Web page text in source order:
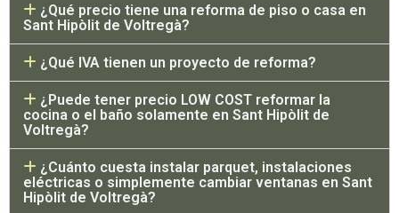
¿Qué precio tiene una reforma de piso o casa en
Sant Hipòlit de Voltregà?
¿Qué IVA tienen un proyecto de reforma?
¿Puede tener precio LOW COST reformar la
cocina o el baño solamente en Sant Hipòlit de
Voltregà?
¿Cuánto cuesta instalar parquet, instalaciones
eléctricas o simplemente cambiar ventanas en Sant
Hipòlit de Voltregà?